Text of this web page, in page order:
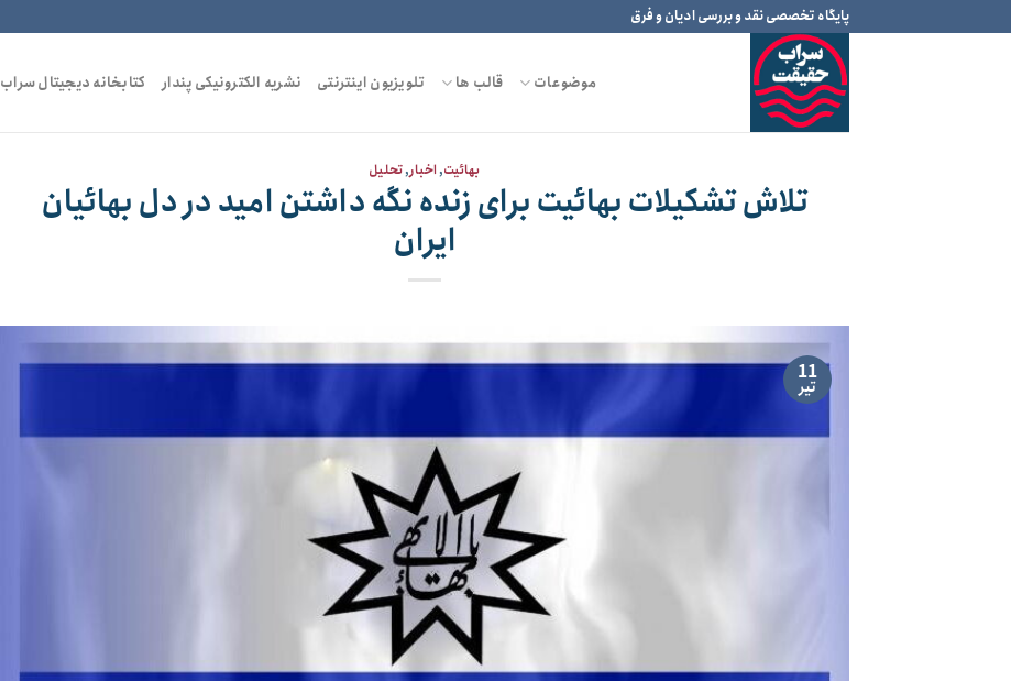
to
پایگاه تخصصی نقد و بررسی ادیان و فرق
موضوعات قالب ها تلویزیون اینترنتی نشریه الکترونیکی پندار کتابخانه دیجیتال سراب
بهائیت,اخبار,تحلیل
تلاش تشکیلات بهائیت برای زنده نگه داشتن امید در دل بهائیان
ایران
11
تیر